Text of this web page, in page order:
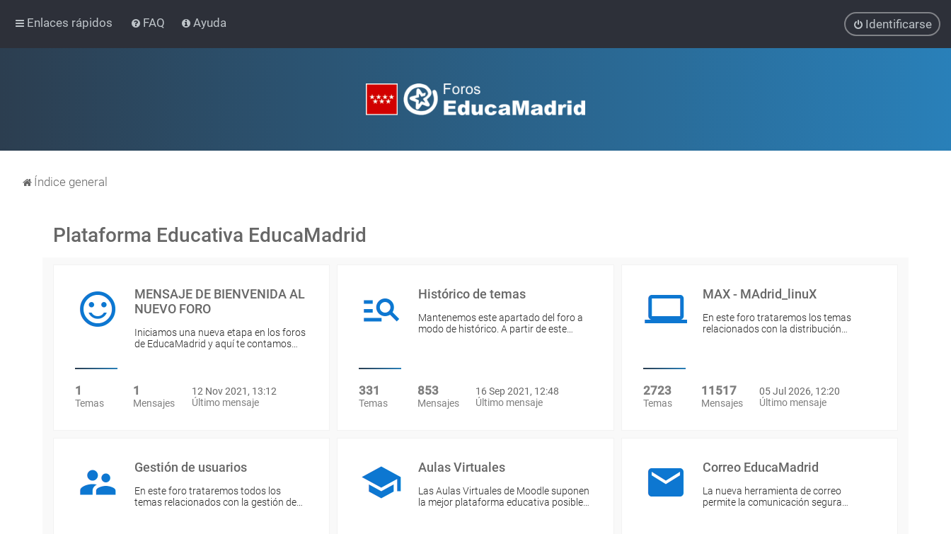
Enlaces rápidos FAQ Ayuda Identificarse
Índice general
Plataforma Educativa EducaMadrid
MENSAJE DE BIENVENIDA AL
NUEVO FORO
Iniciamos una nueva etapa en los foros
de EducaMadrid y aquí te contamos…
1
Temas
1
Mensajes
12 Nov 2021, 13:12
Último mensaje
Histórico de temas
Mantenemos este apartado del foro a
modo de histórico. A partir de este…
331
Temas
853
Mensajes
16 Sep 2021, 12:48
Último mensaje
MAX - MAdrid_linuX
En este foro trataremos los temas
relacionados con la distribución…
2723
Temas
11517
Mensajes
05 Jul 2026, 12:20
Último mensaje
Gestión de usuarios
En este foro trataremos todos los
temas relacionados con la gestión de…
Aulas Virtuales
Las Aulas Virtuales de Moodle suponen
la mejor plataforma educativa posible…
Correo EducaMadrid
La nueva herramienta de correo
permite la comunicación segura…